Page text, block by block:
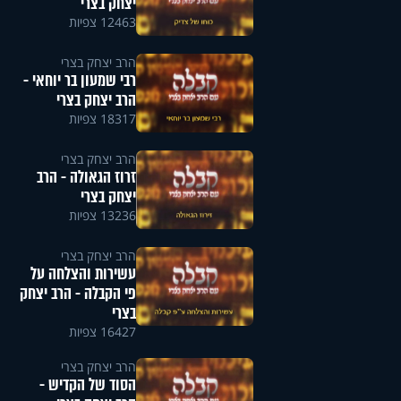
12463 צפיות
הרב יצחק בצרי
רבי שמעון בר יוחאי -
הרב יצחק בצרי
18317 צפיות
הרב יצחק בצרי
זרוז הגאולה - הרב
יצחק בצרי
13236 צפיות
הרב יצחק בצרי
עשירות והצלחה על
פי הקבלה - הרב יצחק
בצרי
16427 צפיות
הרב יצחק בצרי
הסוד של הקדיש -